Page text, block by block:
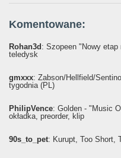
Komentowane:
Rohan3d : Szopeen "Nowy etap
teledysk
gmxxx: Żabson/Hellfield/
tygodnia (PL)
PhilipVence: Golden - "Music
okładka, preorder, klip
90s_to_pet: Kurupt, Too Short,